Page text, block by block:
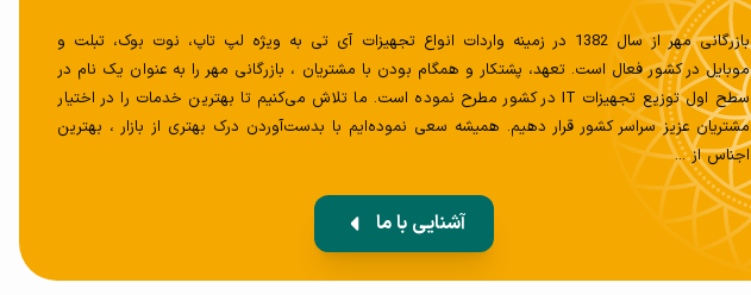
بازرگانی مهر از سال 1382 در زمینه واردات انواع تجهیزات آی تی به ویژه لپ تاپ، نوت بوک، تبلت و
موبایل در کشور فعال است. تعهد، پشتکار و همگام بودن با مشتریان ، بازرگانی مهر را به عنوان یک نام در
سطح اول توزیع تجهیزات IT در کشور مطرح نموده است. ما تلاش می‌کنیم تا بهترین خدمات را در اختیار
مشتریان عزیز سراسر کشور قرار دهیم. همیشه سعی‌ نموده‌ایم با بدست‌آوردن درک بهتری از بازار ، بهترین
اجناس از ...
آشنایی با ما